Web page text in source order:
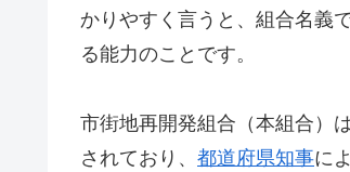
かりやすく言うと、組合名義
る能力のことです。
市街地再開発組合（本組合）
されており、 都道府県知事に